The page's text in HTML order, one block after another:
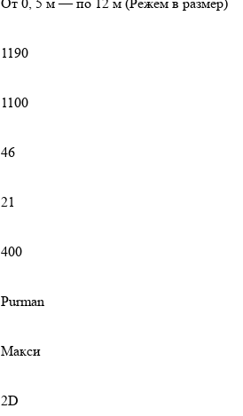
1190
1100
46
21
400
Purman
Макси
2D